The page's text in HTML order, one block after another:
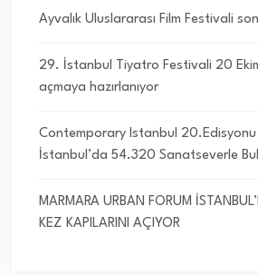
Ayvalık Uluslararası Film Festivali
29. İstanbul Tiyatro Festivali 20
açmaya hazırlanıyor
Contemporary Istanbul 20.Edisyonu
İstanbul’da 54.320 Sanatseverle
MARMARA URBAN FORUM
KEZ KAPILARINI AÇIYOR